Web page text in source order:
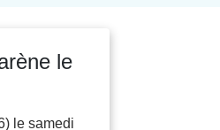
le
le samedi